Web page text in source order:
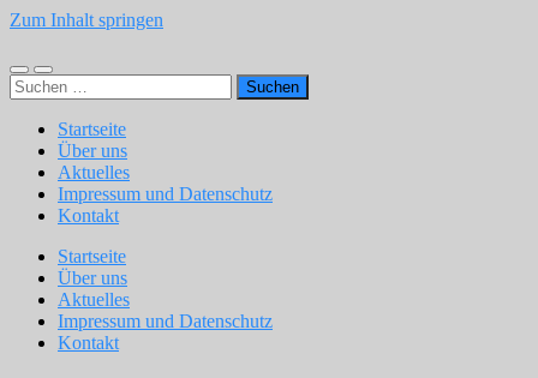
Zum Inhalt springen
des
JKG
Weinsberg
Mobile-
Menü
Suchfeld
ein-/ausblenden
Suchen
nach:
Startseite
Über uns
Aktuelles
Impressum und Datenschutz
Kontakt
Startseite
Über uns
Aktuelles
Impressum und Datenschutz
Kontakt